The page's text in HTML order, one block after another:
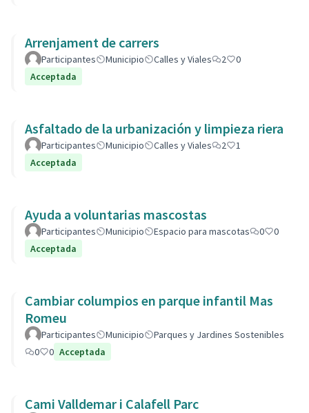
Arrenjament de carrers
Participantes Municipio Calles y Viales 2
0
Acceptada
Asfaltado de la urbanización y limpieza riera
Participantes Municipio Calles y Viales 2
1
Acceptada
Ayuda a voluntarias mascostas
Participantes Municipio Espacio para mascotas 0
0
Acceptada
Cambiar columpios en parque infantil Mas
Romeu
Participantes Municipio
Parques y Jardines Sostenibles
0
0 Acceptada
Cami Valldemar i Calafell Parc